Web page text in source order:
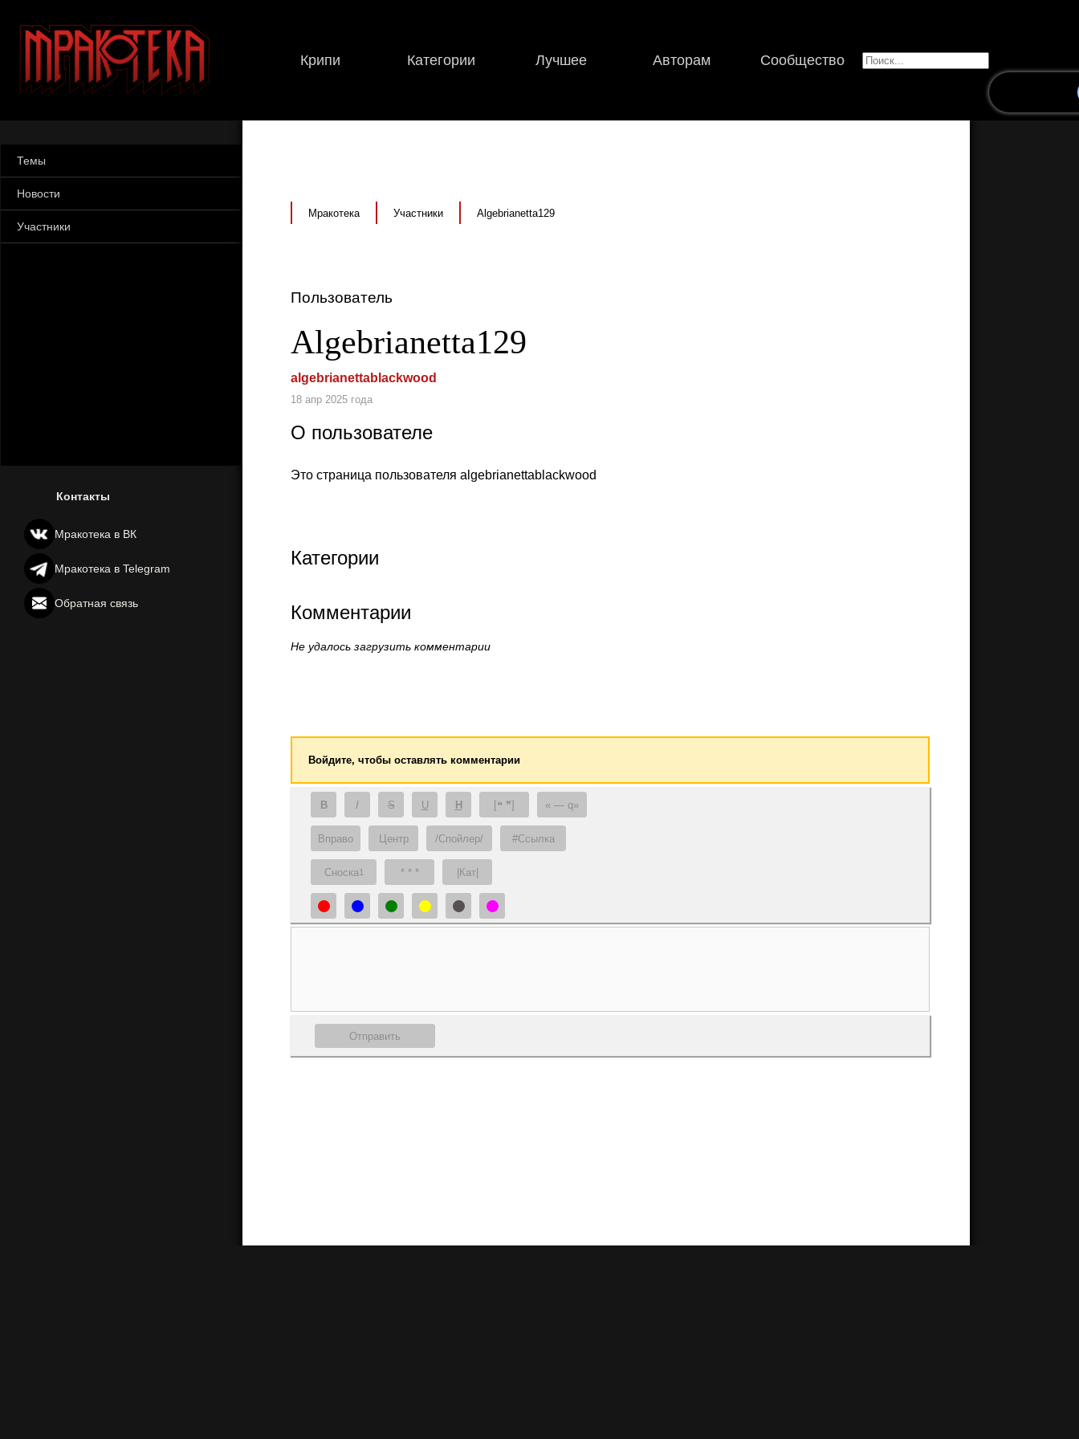
Крипи Категории Лучшее Авторам Сообщество
Темы
Новости
Участники
Контакты
Мракотека в ВК
Мракотека в Telegram
Обратная связь
Мракотека Участники Algebrianetta129
Пользователь
Algebrianetta129
algebrianettablackwood
18 апр 2025 года
О пользователе
Это страница пользователя algebrianettablackwood
Категории
Комментарии
Не удалось загрузить комментарии
Войдите, чтобы оставлять комментарии
B I S U H [❝ ❞] — q
Вправо Центр /Спойлер/ #Ссылка
Сноска1 * * * |Кат|